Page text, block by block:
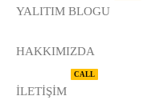
YALITIM BLOGU
HAKKIMIZDA
İLETIŞIM
CALL